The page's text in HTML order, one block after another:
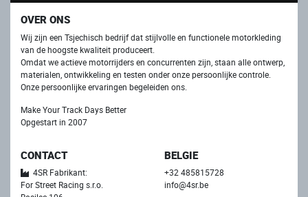
OVER ONS
Wij zijn een Tsjechisch bedrijf dat stijlvolle en functionele motorkleding
van de hoogste kwaliteit produceert.
Omdat we actieve motorrijders en concurrenten zijn, staan ​​alle ontwerp,
materialen, ontwikkeling en testen onder onze persoonlijke controle.
Onze persoonlijke ervaringen begeleiden ons.
Make Your Track Days Better
Opgestart in 2007
CONTACT
4SR Fabrikant:
For Street Racing s.r.o.
BELGIE
+32 485815728
info@4sr.be